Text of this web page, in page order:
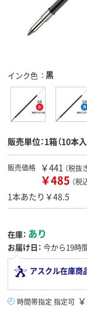
インク色 黒
販売単位：1箱（10本入
販売価格 ￥441 （税抜
￥485 （税
1本あたり￥48.5
在庫： あり
お届け日： 今から19時
アスクル在庫商
時間帯指定 指定可